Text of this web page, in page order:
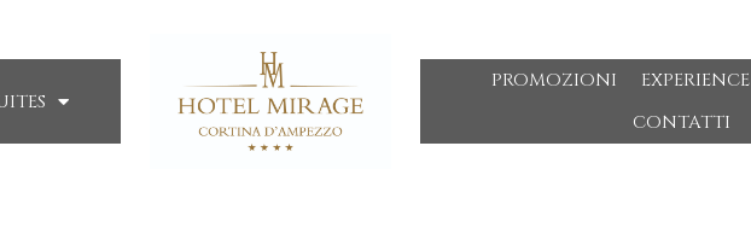
PROMOZIONI EXPERIENCE
CONTATTI